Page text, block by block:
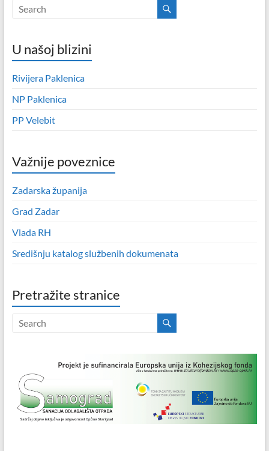
U našoj blizini
Rivijera Paklenica
NP Paklenica
PP Velebit
Važnije poveznice
Zadarska županija
Grad Zadar
Vlada RH
Središnju katalog službenih dokumenata
Pretražite stranice